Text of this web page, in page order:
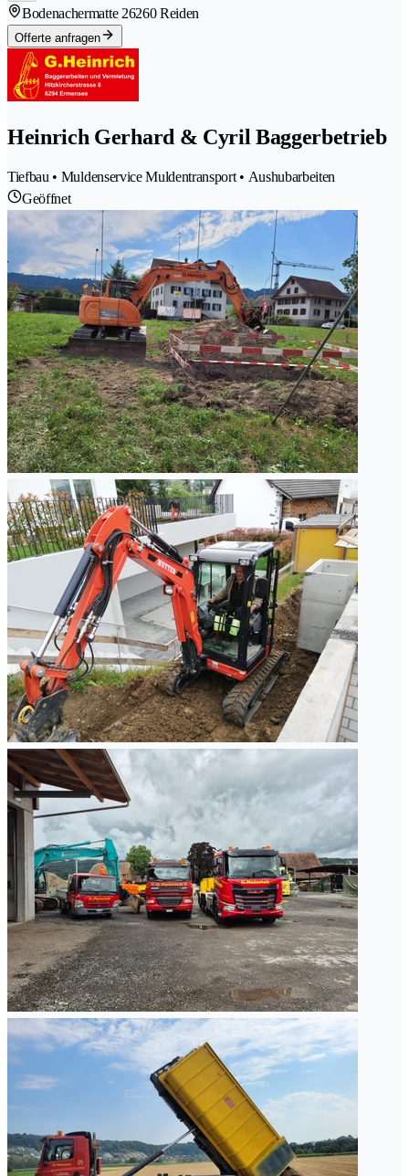
Bodenachermatte 26260 Reiden
Offerte anfragen
Heinrich Gerhard & Cyril Baggerbetrieb
Tiefbau • Muldenservice Muldentransport • Aushubarbeiten
Geöffnet